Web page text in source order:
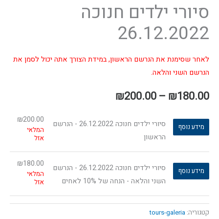
סיורי ילדים חנוכה
26.12.2022
לאחר שסימנת את הנרשם הראשון, במידת הצורך אתה יכול לסמן את
הנרשם השני והלאה.
₪180.00
–
₪200.00
מידע נוסף
סיורי ילדים חנוכה 26.12.2022 - הנרשם
הראשון
₪200.00
המלאי
אזל
מידע נוסף
סיורי ילדים חנוכה 26.12.2022 - הנרשם
השני והלאה - הנחה של 10% לאחים
₪180.00
המלאי
אזל
קטגוריה: tours-galeria